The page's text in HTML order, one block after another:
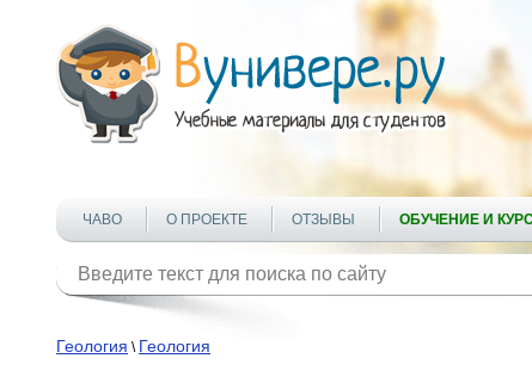
ЧАВО О ПРОЕКТЕ ОТЗЫВЫ ОБУЧЕНИЕ И
Геология \ Геология